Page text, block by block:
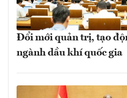
Đổi mới quản trị, tạo
ngành dầu khí quốc gia